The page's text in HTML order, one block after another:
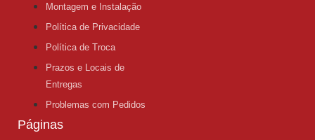
Montagem e Instalação
Política de Privacidade
Política de Troca
Prazos e Locais de
Entregas
Problemas com Pedidos
Páginas